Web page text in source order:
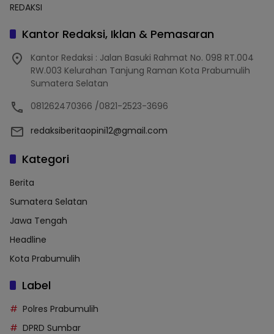
REDAKSI
Kantor Redaksi, Iklan & Pemasaran
Kantor Redaksi : Jalan Basuki Rahmat No. 098 RT.004
RW.003 Kelurahan Tanjung Raman Kota Prabumulih
Sumatera Selatan
081262470366 /0821-2523-3696
redaksiberitaopini12@gmail.com
Kategori
Berita
Sumatera Selatan
Jawa Tengah
Headline
Kota Prabumulih
Label
Polres Prabumulih
DPRD Sumbar